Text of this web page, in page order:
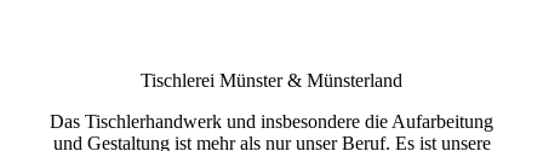
Tischlerei Münster & Münsterland
Das Tischlerhandwerk und insbesondere die Aufarbeitung
und Gestaltung ist mehr als nur unser Beruf. Es ist unsere